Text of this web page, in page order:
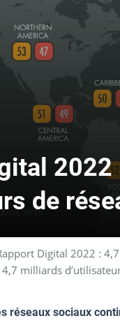
de
Digital 2022 :
milliards
réseaux sociaux